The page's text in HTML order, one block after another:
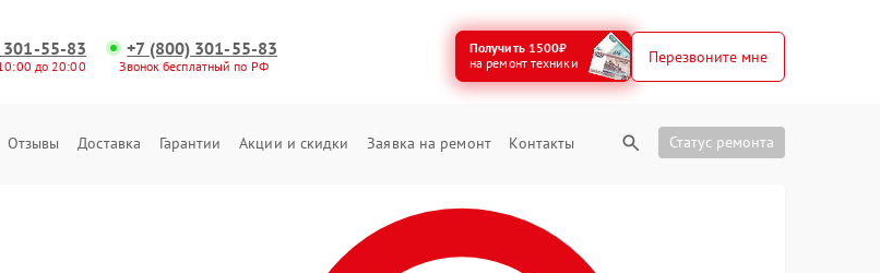
301-55-83
до 20:00
+7 (800) 301-55-83
Звонок бесплатный по РФ
Получить 1500₽
на ремонт техники
Перезвоните мне
Отзывы Доставка Гарантии Акции и скидки Заявка на ремонт Контакты Статус ремонта